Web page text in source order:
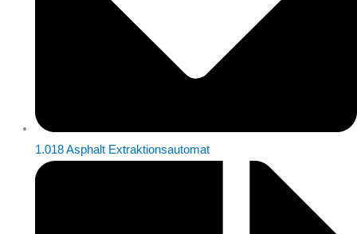
1.018 Asphalt Extraktionsautomat